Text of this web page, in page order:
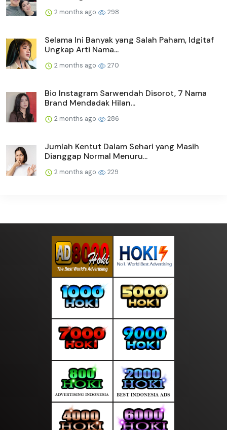
2 months ago 298
Selama Ini Banyak yang Salah Paham, Idgitaf
Ungkap Arti Nama...
2 months ago 270
Bio Instagram Sarwendah Disorot, 7 Nama
Brand Mendadak Hilan...
2 months ago 286
Jumlah Kentut Dalam Sehari yang Masih
Dianggap Normal Menuru...
2 months ago 229